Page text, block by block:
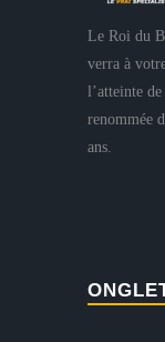
Le Roi du
verra à
l’atteinte
renommée
ans.